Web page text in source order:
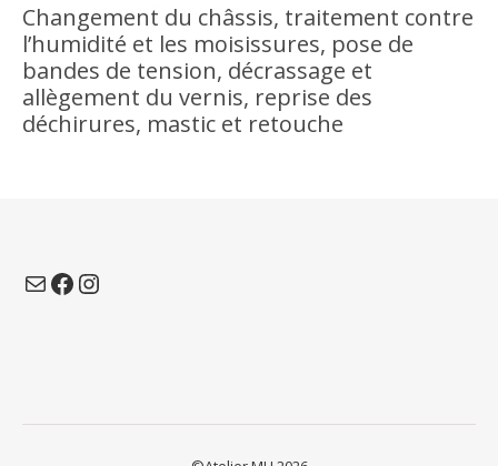
Changement du châssis, traitement contre
l’humidité et les moisissures, pose de
bandes de tension, décrassage et
allègement du vernis, reprise des
déchirures, mastic et retouche
E-mail
Facebook
Instagram